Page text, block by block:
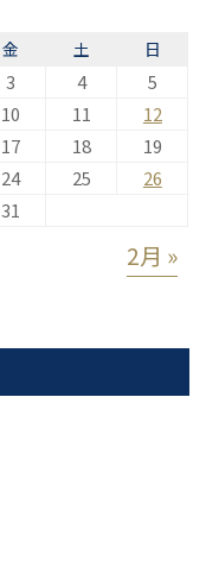
金 土 日
3 4
5
10 11
12
17 18
19
24 25
26
31
2月 »